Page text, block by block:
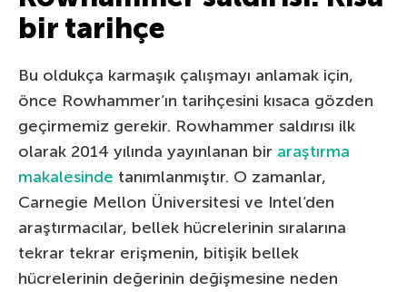
bir tarihçe
Bu oldukça karmaşık çalışmayı anlamak için,
önce Rowhammer’ın tarihçesini kısaca gözden
geçirmemiz gerekir. Rowhammer saldırısı ilk
olarak 2014 yılında yayınlanan bir araştırma
makalesinde tanımlanmıştır. O zamanlar,
Carnegie Mellon Üniversitesi ve Intel’den
araştırmacılar, bellek hücrelerinin sıralarına
tekrar tekrar erişmenin, bitişik bellek
hücrelerinin değerinin değişmesine neden